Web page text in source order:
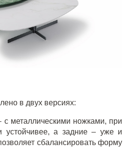
в двух версиях:
с металлическими ножками, при
устойчивее, а задние – уже и
сбалансировать форму